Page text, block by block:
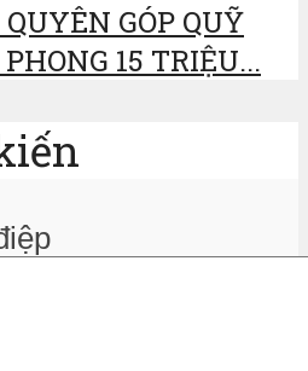
GÓP QUỸ
15 TRIỆU...